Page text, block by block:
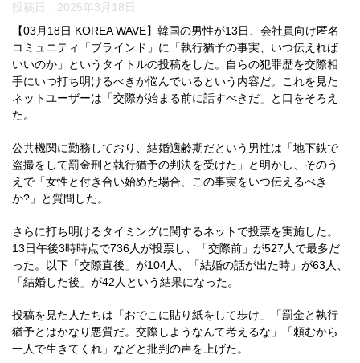
投稿日： 2025年3月18日
【03月18日 KOREA WAVE】韓国の男性が13日、会社員向け匿名
コミュニティ「ブラインド」に「執行猶予の事実、いつ伝えれば
いいのか」というタイトルの投稿をした。自らの犯罪歴を交際相
手にいつ打ち明けるべきか悩んでいるという内容だ。これを見た
ネットユーザーは「交際が始まる前に話すべきだ」と口をそろえ
た。
公共機関に勤務しており、結婚適齢期だという男性は「地下鉄で
盗撮をして罰金刑と執行猶予の判決を受けた」と明かし、そのう
えで「女性と付き合い始めた場合、この事実をいつ伝えるべき
か?」と質問した。
さらに打ち明けるタイミングに関するネットで投票を実施した。
13日午後3時時点で736人が投票し、「交際前」が527人で最多だ
った。以下「交際直後」が104人、「結婚の話が出た時」が63人、
「結婚した後」が42人という結果になった。
投稿を見た人たちは「おでこに貼り紙をして歩け」「罰金と執行
猶予とはかなり悪質だ。交際しようなんて考えるな」「頼むから
一人で生きてくれ」などと批判の声を上げた。